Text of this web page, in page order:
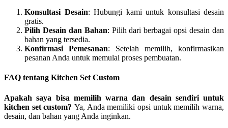
Konsultasi Desain: Hubungi kami untuk konsultasi desain
gratis.
Pilih Desain dan Bahan: Pilih dari berbagai opsi desain dan
bahan yang tersedia.
Konfirmasi Pemesanan: Setelah memilih, konfirmasikan
pesanan Anda untuk memulai proses pembuatan.
FAQ tentang Kitchen Set Custom
Apakah saya bisa memilih warna dan desain sendiri untuk
kitchen set custom? Ya, Anda memiliki opsi untuk memilih warna,
desain, dan bahan yang Anda inginkan.